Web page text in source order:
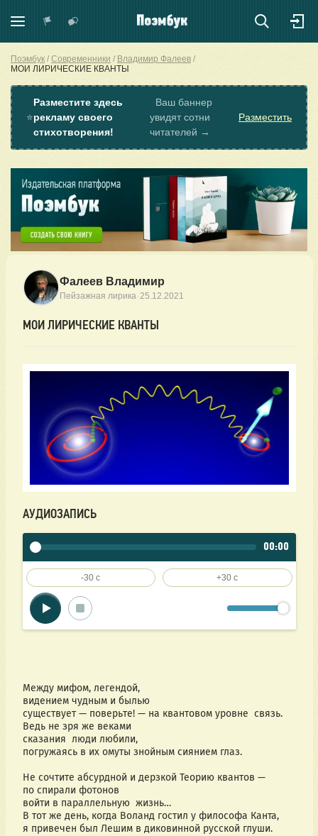
Поэмбук Современники
Владимир Фалеев
МОИ ЛИРИЧЕСКИЕ КВАНТЫ
⭐
Разместите здесь
рекламу своего
стихотворения!
Ваш баннер
увидят сотни
читателей →
Разместить
Фалеев Владимир
Пейзажная лирика·25.12.2021
МОИ ЛИРИЧЕСКИЕ КВАНТЫ
АУДИОЗАПИСЬ
00:00
-30 c +30 c
Между мифом, легендой,
видением чудным и былью
существует — поверьте! — на квантовом уровне  связь.
Ведь не зря же веками
сказания  люди любили,
погружаясь в их омуты знойным сиянием глаз.
Не сочтите абсурдной и дерзкой Теорию квантов —
по спирали фотонов
войти в параллельную  жизнь…
В тот же день, когда Воланд гостил у философа Канта,
я привечен был Лешим в диковинной русской глуши.